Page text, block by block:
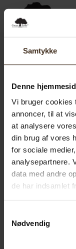
Samtykke
Denne
Vi bruger cookies
annoncer, til at
at analysere
din brug af vores
for sociale
analysepartnere.
data med andre
de har indsamlet
Nødvendig